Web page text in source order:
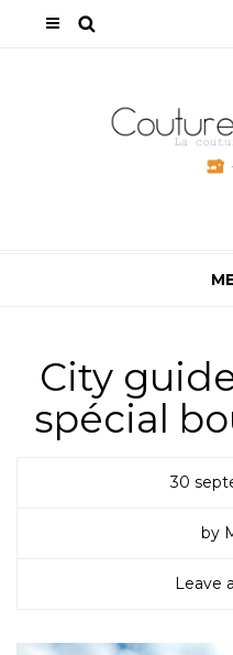
City
spécial
30
by
Leave